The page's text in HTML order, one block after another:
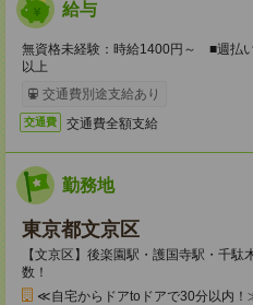
給与
無資格未経験：時給1400円～ ■週
以上
交通費別途支給あり
交通費 交通費全額支給
勤務地
東京都文京区
【文京区】後楽園駅・護国寺駅・千
数！
≪自宅からドアtoドアで30分以内！